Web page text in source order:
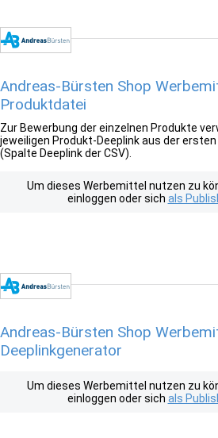
Andreas-Bürsten Shop
Produktdatei
Zur Bewerbung der einzelnen Produkte
jeweiligen Produkt-Deeplink aus der
(Spalte Deeplink der CSV).
Um dieses Werbemittel nutzen zu
einloggen oder sich als
Andreas-Bürsten Shop
Deeplinkgenerator
Um dieses Werbemittel nutzen zu
einloggen oder sich als